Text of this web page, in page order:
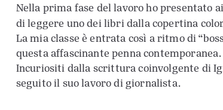
Nella prima fase del lavoro ho presentato
di leggere uno dei libri dalla copertina
La mia classe è entrata così a ritmo di
questa affascinante penna contemporanea.
Incuriositi dalla scrittura coinvolgente di
seguito il suo lavoro di giornalista.